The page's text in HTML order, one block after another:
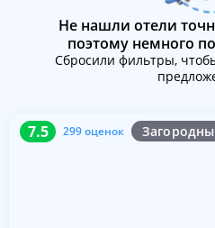
Не нашли отели
поэтому немного
Сбросили фильтры,
7.5 299 оценок
7.5 299 оценок